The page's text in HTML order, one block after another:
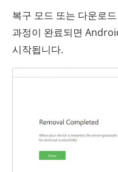
복구 모드 또는 다운로
과정이 완료되면
시작됩니다.